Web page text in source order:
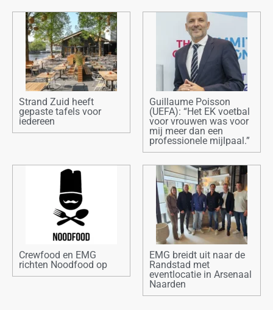
Strand Zuid heeft
gepaste tafels voor
iedereen
Guillaume Poisson
(UEFA): “Het EK voetbal
voor vrouwen was voor
mij meer dan een
professionele mijlpaal.”
Crewfood en EMG
richten Noodfood op
EMG breidt uit naar de
Randstad met
eventlocatie in Arsenaal
Naarden